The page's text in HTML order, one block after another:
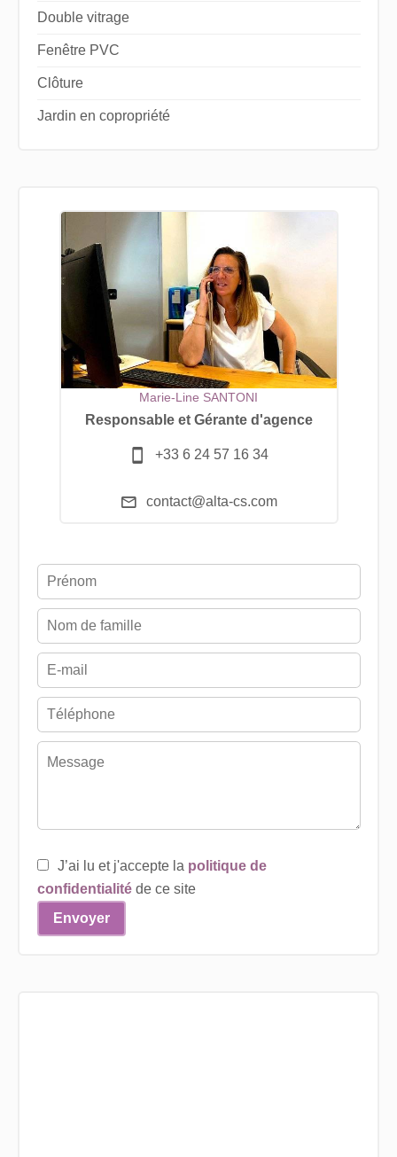
Double vitrage
Fenêtre PVC
Clôture
Jardin en copropriété
Marie-Line SANTONI
Responsable et Gérante d'agence
+33 6 24 57 16 34
contact@alta-cs.com
J’ai lu et j'accepte la politique de
confidentialitéde ce site
Envoyer